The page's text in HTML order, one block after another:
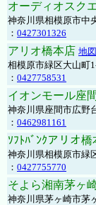
オーディオスク
神奈川県相模原市中
： 0427301326
アリオ橋本店 地図
相模原市緑区大山町
： 0427758531
イオンモール座間
神奈川県座間市広野
： 0462981161
ｿﾌﾄﾊﾞﾝｸアリオ橋
神奈川県相模原市
： 0427755770
そよら湘南茅ヶ
神奈川県茅ヶ崎市茅